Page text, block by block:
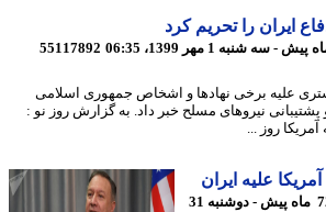
را تحریم کرد
55117892
علیه برخی نهادها و اشخاص جمهوری اسلامی
نیروهای مسلح خبر داد. به گزارش روز نو :
روز ...
علیه ایران
72 ماه پیش - دوشنبه 31